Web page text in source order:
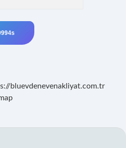
bluevdenevenakliyat.com.tr